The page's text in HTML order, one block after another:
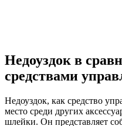
Недоуздок в
средствами
Недоуздок, как средство
место среди других
шлейки. Он представляет